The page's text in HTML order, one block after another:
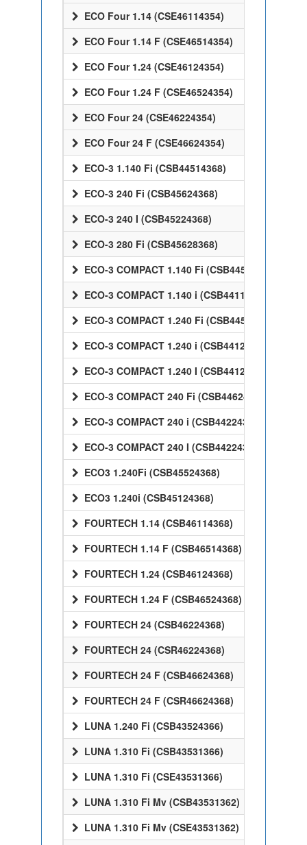
ECO Four 1.14 (CSE46114354)
ECO Four 1.14 F (CSE46514354)
ECO Four 1.24 (CSE46124354)
ECO Four 1.24 F (CSE46524354)
ECO Four 24 (CSE46224354)
ECO Four 24 F (CSE46624354)
ECO-3 1.140 Fi (CSB44514368)
ECO-3 240 Fi (CSB45624368)
ECO-3 240 I (CSB45224368)
ECO-3 280 Fi (CSB45628368)
ECO-3 COMPACT 1.140 Fi (CSB44514368)
ECO-3 COMPACT 1.140 i (CSB44114368)
ECO-3 COMPACT 1.240 Fi (CSB44524368)
ECO-3 COMPACT 1.240 i (CSB44124368)
ECO-3 COMPACT 1.240 I (CSB44124368)
ECO-3 COMPACT 240 Fi (CSB44624368)
ECO-3 COMPACT 240 i (CSB44224368)
ECO-3 COMPACT 240 I (CSB44224368)
ECO3 1.240Fi (CSB45524368)
ECO3 1.240i (CSB45124368)
FOURTECH 1.14 (CSB46114368)
FOURTECH 1.14 F (CSB46514368)
FOURTECH 1.24 (CSB46124368)
FOURTECH 1.24 F (CSB46524368)
FOURTECH 24 (CSB46224368)
FOURTECH 24 (CSR46224368)
FOURTECH 24 F (CSB46624368)
FOURTECH 24 F (CSR46624368)
LUNA 1.240 Fi (CSB43524366)
LUNA 1.310 Fi (CSB43531366)
LUNA 1.310 Fi (CSE43531366)
LUNA 1.310 Fi Mv (CSB43531362)
LUNA 1.310 Fi Mv (CSE43531362)